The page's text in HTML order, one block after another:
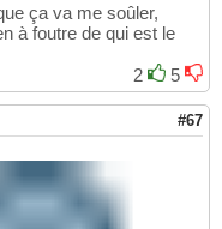
ça va me soûler,
à foutre de qui est le
2
5
#67